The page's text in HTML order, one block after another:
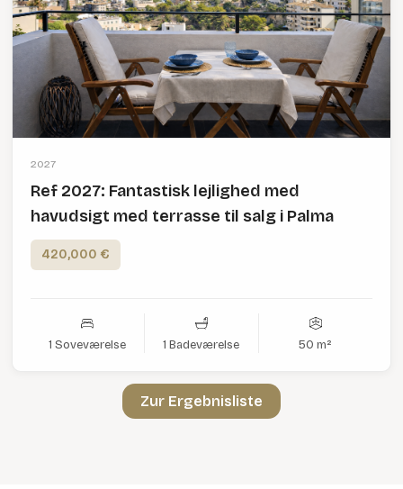
2027
Ref 2027: Fantastisk lejlighed med
havudsigt med terrasse til salg i Palma
420,000 €
1 Soveværelse 1 Badeværelse 50 m²
Zur Ergebnisliste